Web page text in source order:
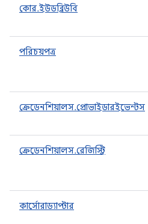
কোর.ইউডব্লিউবি
পরিচয়পত্র
ক্রেডেনশিয়ালস.প্রোভাইডারইভেন্টস
ক্রেডেনশিয়ালস.রেজিস্ট্রি
কার্সোরাড্যাপ্টার